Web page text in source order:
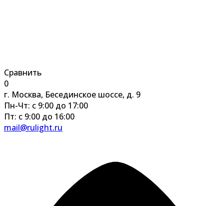
Сравнить
0
г. Москва, Бесединское шоссе, д. 9
Пн-Чт: с 9:00 до 17:00
Пт: с 9:00 до 16:00
mail@rulight.ru